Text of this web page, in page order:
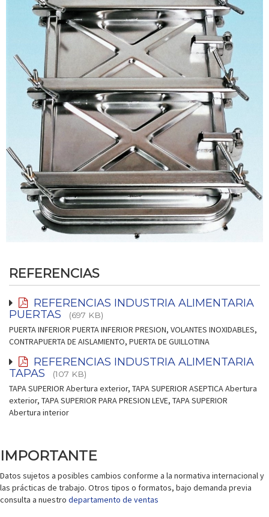
REFERENCIAS
REFERENCIAS INDUSTRIA ALIMENTARIA
PUERTAS
(697 KB)
PUERTA INFERIOR PUERTA INFERIOR PRESION, VOLANTES INOXIDABLES,
CONTRAPUERTA DE AISLAMIENTO, PUERTA DE GUILLOTINA
REFERENCIAS INDUSTRIA ALIMENTARIA
TAPAS
(107 KB)
TAPA SUPERIOR Abertura exterior, TAPA SUPERIOR ASEPTICA Abertura
exterior, TAPA SUPERIOR PARA PRESION LEVE, TAPA SUPERIOR
Abertura interior
IMPORTANTE
Datos sujetos a posibles cambios conforme a la normativa internacional y
las prácticas de trabajo. Otros tipos o formatos, bajo demanda previa
consulta a nuestro departamento de ventas